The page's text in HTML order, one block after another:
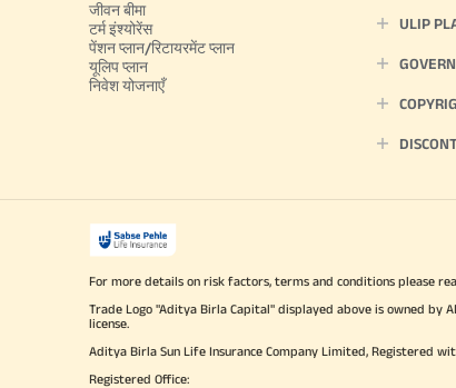
जीवन बीमा
टर्म इंश्योरेंस
पेंशन प्लान/रिटायरमेंट प्लान
यूलिप प्लान
निवेश योजनाएँ
ULIP
For more details on risk factors, terms and conditions please
Trade Logo "Aditya Birla Capital" displayed above is owned by
license.
Aditya Birla Sun Life Insurance Company Limited, Registered
Registered Office: